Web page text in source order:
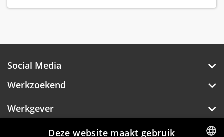
naar huis te laten keren na hun verblijf.
Professionaliteit staat bij ons hoog in het
vaandel, kwaliteit gaat altijd boven kwantiteit.
iedereen krijgt bij ons een plek. Wij kijken altijd
naar jouw persoonlijke situatie, werkervaring en
carrièredoelen en proberen jouw werktraject
Social Media
Werkzoekend
Werkgever
Over Hotelprofessionals
Deze website maakt gebruik